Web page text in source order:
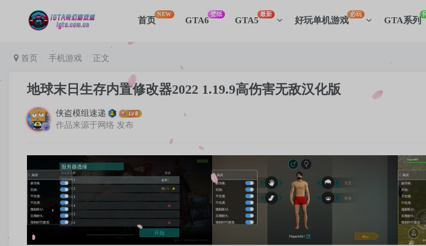
首页
NEW
GTA6
壁纸
GTA5
最新
好玩单机游戏
必玩
GTA系列
首页 手机游戏 正文
地球末日生存内置修改器2022 1.19.9高伤害无敌汉化版
侠盗模组速递
作品来源于网络 发布
登录